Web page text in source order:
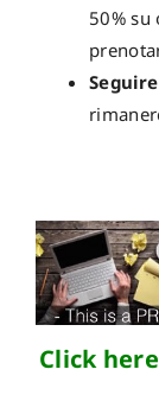
50%
Click